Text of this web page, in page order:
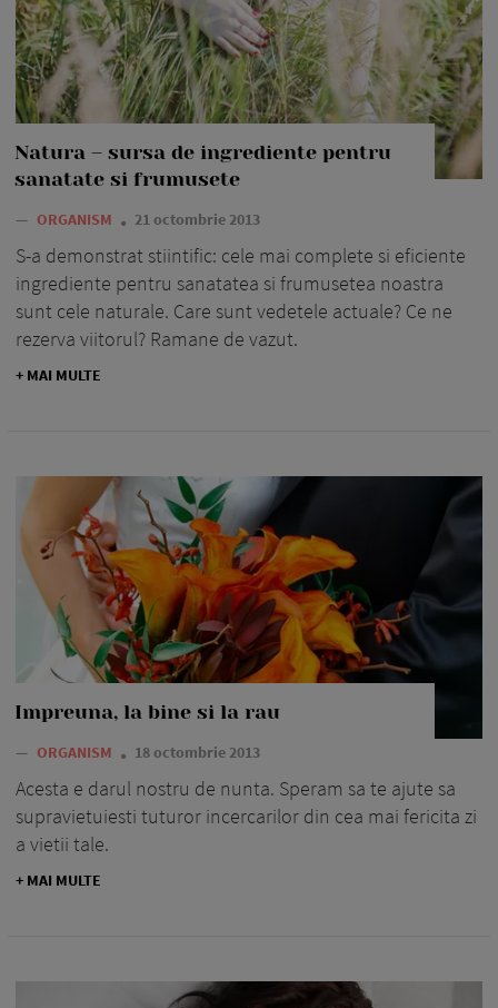
Natura – sursa de ingrediente pentru
sanatate si frumusete
— ORGANISM 21 octombrie 2013
S-a demonstrat stiintific: cele mai complete si eficiente
ingrediente pentru sanatatea si frumusetea noastra
sunt cele naturale. Care sunt vedetele actuale? Ce ne
rezerva viitorul? Ramane de vazut.
+ MAI MULTE
Impreuna, la bine si la rau
— ORGANISM 18 octombrie 2013
Acesta e darul nostru de nunta. Speram sa te ajute sa
supravietuiesti tuturor incercarilor din cea mai fericita zi
a vietii tale.
+ MAI MULTE